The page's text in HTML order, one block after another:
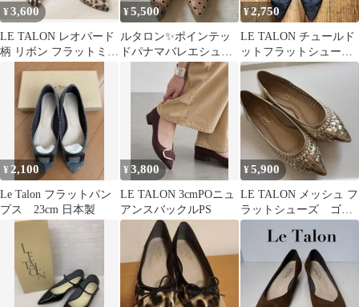
¥3,600
LE TALON レオパード
柄 リボン フラットミュ
¥5,500
ルタロン✨ポインテッ
ドパナマバレエシュー
¥2,750
LE TALON チュールド
ットフラットシュー
ズ 23.5cm ブラック
¥ 2,100
Le Talon フラットパン
プス 23cm 日本製
¥3,800
LE TALON 3cmPOニュ
アンスバックルPS
¥5,900
LE TALON メッシュ フ
ラットシューズ ゴー
ルド 25cm